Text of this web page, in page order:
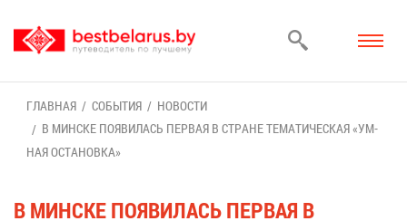
ГЛАВ­НАЯ СО­БЫ­ТИЯ
НО­ВО­СТИ
В МИН­СКЕ ПО­ЯВИ­ЛАСЬ ПЕР­ВАЯ В СТРАНЕ ТЕ­МА­ТИ­ЧЕ­СКАЯ «УМ­
НАЯ ОСТА­НОВ­КА»
В МИН­СКЕ ПО­ЯВИ­ЛАСЬ ПЕР­ВАЯ В